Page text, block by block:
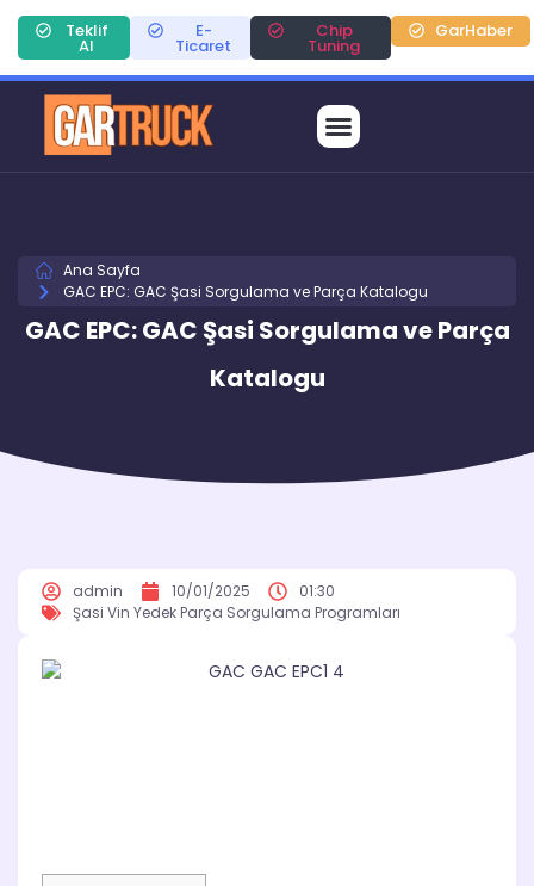
Teklif
Al
E-
Ticaret
Chip
Tuning
GarHaber
Ana Sayfa
GAC EPC: GAC Şasi Sorgulama ve Parça Katalogu
GAC EPC: GAC Şasi Sorgulama ve Parça
Katalogu
admin 10/01/2025
01:30
Şasi Vin Yedek Parça Sorgulama Programları